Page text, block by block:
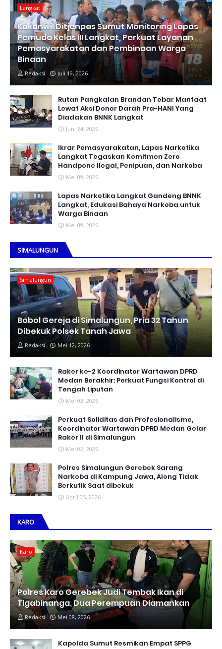
Langkat
Kakanwil Ditjenpas Sumut Monitoring Lapas
Pemuda Kelas III Langkat, Perkuat Layanan
Pemasyarakatan dan Pembinaan Warga
Binaan
Redaksi Juli 19, 2026
Rutan Pangkalan Brandan Tebar Manfaat
Lewat Aksi Donor Darah Pra-HANI Yang
Diadakan BNNK Langkat
Juni 24, 2026
Ikrar Pemasyarakatan, Lapas Narkotika
Langkat Tegaskan Komitmen Zero
Handpone llegal, Penipuan, dan Narkoba
Mei 09, 2026
Lapas Narkotika Langkat Gandeng BNNK
Langkat, Edukasi Bahaya Narkoba untuk
Warga Binaan
Mei 09, 2026
SIMALUNGUN
Simalungun
Bobol Gereja di Simalungun, Pria 32 Tahun
Dibekuk Polsek Tanah Jawa
Redaksi Mei 12, 2026
Raker ke-2 Koordinator Wartawan DPRD
Medan Berakhir: Perkuat Fungsi Kontrol di
Tengah Liputan
Mei 03, 2026
Perkuat Soliditas dan Profesionalisme,
Koordinator Wartawan DPRD Medan Gelar
Raker II di Simalungun
Mei 02, 2026
Polres Simalungun Gerebek Sarang
Narkoba di Kampung Jawa, Along Tidak
Berkutik Saat dibekuk
April 05, 2026
KARO
Karo
Polres Karo Gerebek Judi Tembak Ikan di
Tigabinanga, Dua Perempuan Diamankan
Redaksi Mei 08, 2026
Kapolda Sumut Resmikan Empat SPPG